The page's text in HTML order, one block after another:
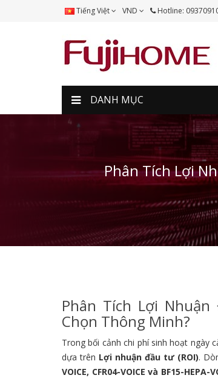
Tiếng Việt VND Hotline:
DANH MỤC
Phân Tích Lợi
Phân Tích Lợi Nhuận
Chọn Thông Minh?
Trong bối cảnh chi phí sinh hoạt ngày
dựa trên Lợi nhuận đầu tư (ROI).
VOICE, CFR04-VOICE và BF15-HEPA-